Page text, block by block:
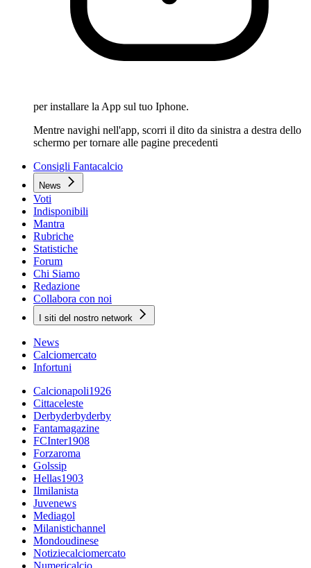
per installare la App sul tuo Iphone.
Mentre navighi nell'app, scorri il dito da sinistra a destra dello
schermo per tornare alle pagine precedenti
Consigli Fantacalcio
News
Voti
Indisponibili
Mantra
Rubriche
Statistiche
Forum
Chi Siamo
Redazione
Collabora con noi
I siti del nostro network
News
Calciomercato
Infortuni
Calcionapoli1926
Cittaceleste
Derbyderbyderby
Fantamagazine
FCInter1908
Forzaroma
Golssip
Hellas1903
Ilmilanista
Juvenews
Mediagol
Milanistichannel
Mondoudinese
Notiziecalciomercato